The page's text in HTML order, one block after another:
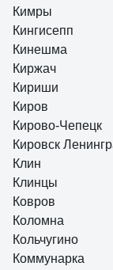
Кимры
Кингисепп
Кинешма
Киржач
Кириши
Киров
Кирово-Чепецк
Кировск
Клин
Клинцы
Ковров
Коломна
Кольчугино
Коммунарка